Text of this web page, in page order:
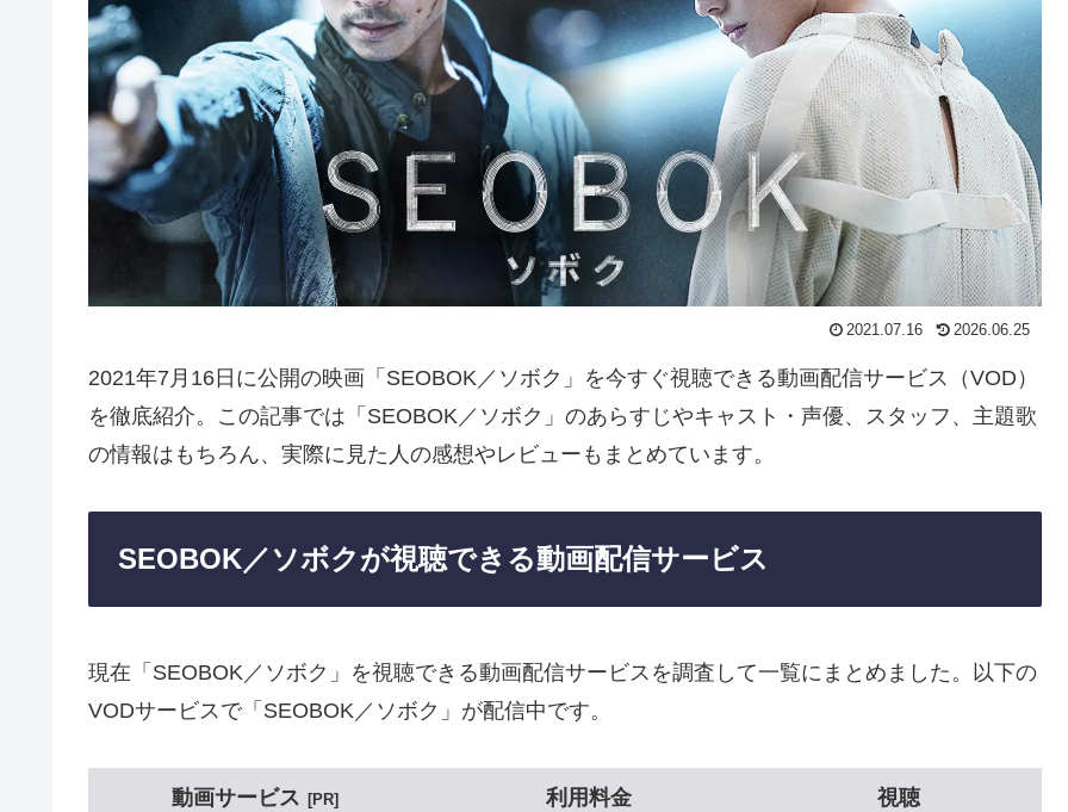
2021.07.16 2026.06.25
2021年7月16日に公開の映画「SEOBOK／ソボク」を今すぐ視聴できる動画配信サービス（VOD）
を徹底紹介。この記事では「SEOBOK／ソボク」のあらすじやキャスト・声優、スタッフ、主題歌
の情報はもちろん、実際に見た人の感想やレビューもまとめています。
SEOBOK／ソボクが視聴できる動画配信サービス
現在「SEOBOK／ソボク」を視聴できる動画配信サービスを調査して一覧にまとめました。以下の
VODサービスで「SEOBOK／ソボク」が配信中です。
動画サービス PR 利用料金 視聴